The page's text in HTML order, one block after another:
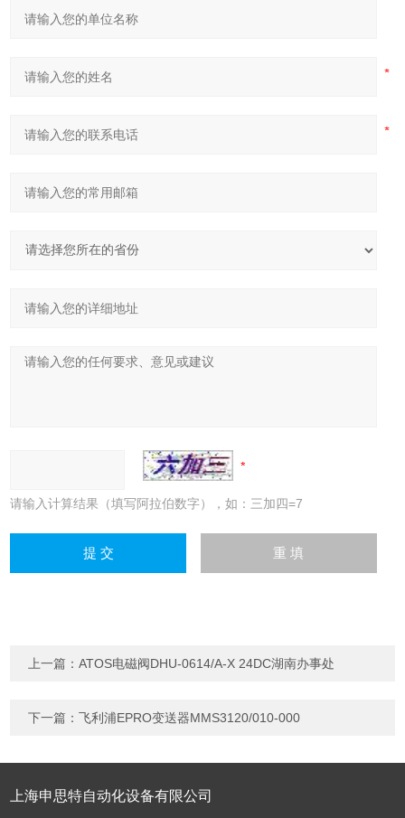
请输入计算结果（填写阿拉伯数字），如：三加四=7
上一篇：ATOS电磁阀DHU-0614/A-X 24DC湖南办事处
下一篇：飞利浦EPRO变送器MMS3120/010-000
上海申思特自动化设备有限公司